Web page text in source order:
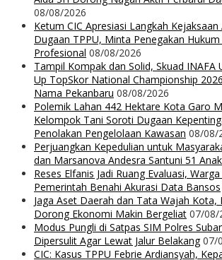
08/08/2026
Ketum CIC Apresiasi Langkah
Dugaan TPPU, Minta Penegakan
Profesional 08/08/2026
Tampil Kompak dan Solid, Skuad INAFA
Up TopSkor National Championship
Nama Pekanbaru 08/08/2026
Polemik Lahan 442 Hektare Kota Garo
Kelompok Tani Soroti Dugaan
Penolakan Pengelolaan Kawasan 08/08/
Perjuangkan Kepedulian untuk
dan Marsanova Andesra Santuni 51
Reses Elfanis Jadi Ruang Evaluasi,
Pemerintah Benahi Akurasi Data Bansos
Jaga Aset Daerah dan Tata Wajah
Dorong Ekonomi Makin Bergeliat 07/08/
Modus Pungli di Satpas SIM Polres
Dipersulit Agar Lewat Jalur Belakang 07/
CIC: Kasus TPPU Febrie Ardiansyah,